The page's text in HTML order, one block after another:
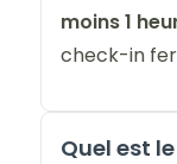
moins 1
check-in
Quel est